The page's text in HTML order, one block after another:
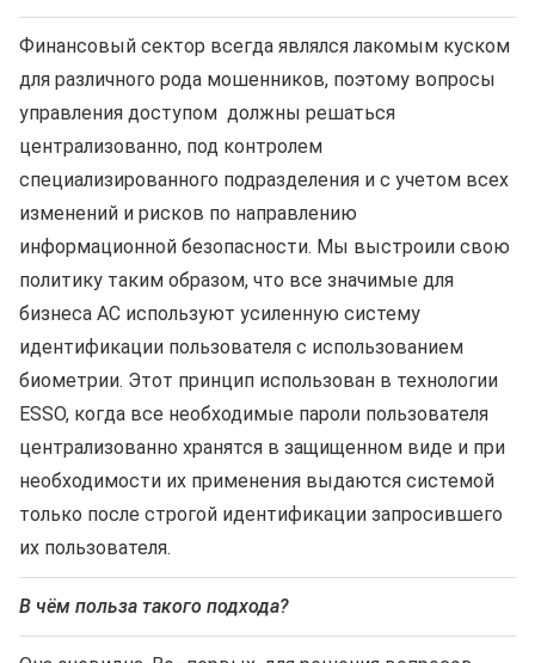
Финансовый сектор всегда являлся лакомым куском
для различного рода мошенников, поэтому вопросы
управления доступом должны решаться
централизованно, под контролем
специализированного подразделения и с учетом всех
изменений и рисков по направлению
информационной безопасности. Мы выстроили свою
политику таким образом, что все значимые для
бизнеса АС используют усиленную систему
идентификации пользователя с использованием
биометрии. Этот принцип использован в технологии
ESSO, когда все необходимые пароли пользователя
централизованно хранятся в защищенном виде и при
необходимости их применения выдаются системой
только после строгой идентификации запросившего
их пользователя.
В чём польза такого подхода?